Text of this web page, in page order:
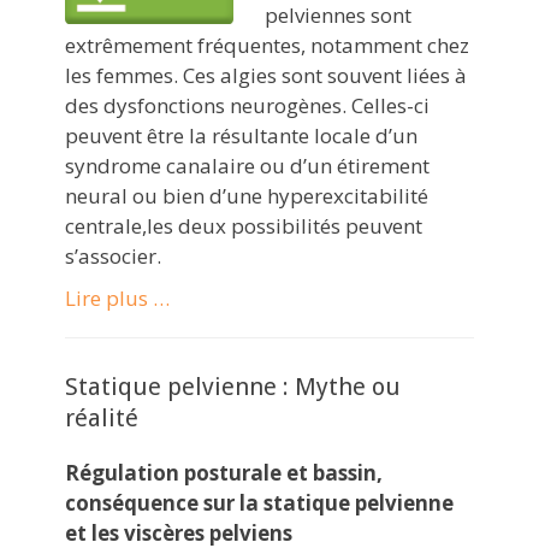
pelviennes sont
extrêmement fréquentes, notamment chez
les femmes. Ces algies sont souvent liées à
des dysfonctions neurogènes. Celles-ci
peuvent être la résultante locale d’un
syndrome canalaire ou d’un étirement
neural ou bien d’une hyperexcitabilité
centrale,les deux possibilités peuvent
s’associer.
Lire plus …
Statique pelvienne : Mythe ou
réalité
Régulation posturale et bassin,
conséquence sur la statique pelvienne
et les viscères pelviens